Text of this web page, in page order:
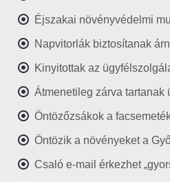
Éjszakai növényvédelmi
Napvitorlák biztosítanak
Kinyitottak az
Átmenetileg zárva tartanak
Öntözőzsákok a
Öntözik a növényeket a
Csaló e-mail érkezhet